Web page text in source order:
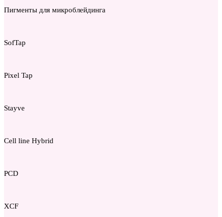
Пигменты для микроблейдинга
SofTap
Pixel Tap
Stayve
Cell line Hybrid
PCD
XCF